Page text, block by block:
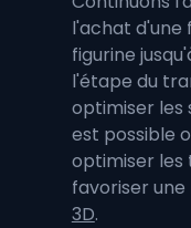
l'achat d'une
figurine
l'étape du
optimiser les
est possible
optimiser les
favoriser une
3D.